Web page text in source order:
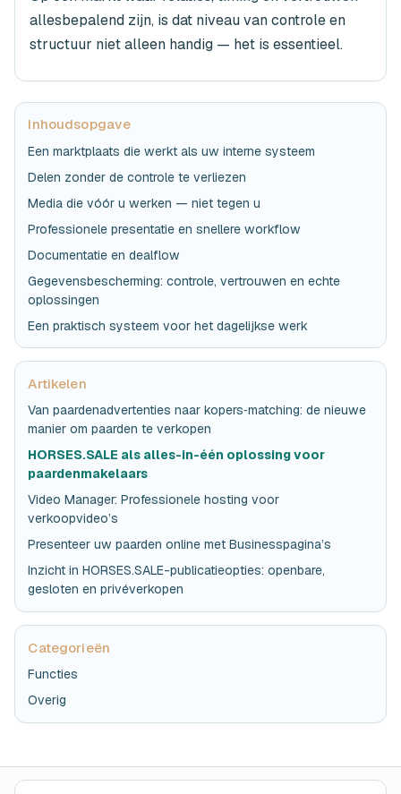
allesbepalend zijn, is dat niveau van controle en
structuur niet alleen handig — het is essentieel.
Inhoudsopgave
Een marktplaats die werkt als uw interne systeem
Delen zonder de controle te verliezen
Media die vóór u werken — niet tegen u
Professionele presentatie en snellere workflow
Documentatie en dealflow
Gegevensbescherming: controle, vertrouwen en echte
oplossingen
Een praktisch systeem voor het dagelijkse werk
Artikelen
Van paardenadvertenties naar kopers‑matching: de nieuwe
manier om paarden te verkopen
HORSES.SALE als alles-in-één oplossing voor
paardenmakelaars
Video Manager: Professionele hosting voor
verkoopvideo’s
Presenteer uw paarden online met Businesspagina’s
Inzicht in HORSES.SALE-publicatieopties: openbare,
gesloten en privéverkopen
Categorieën
Functies
Overig